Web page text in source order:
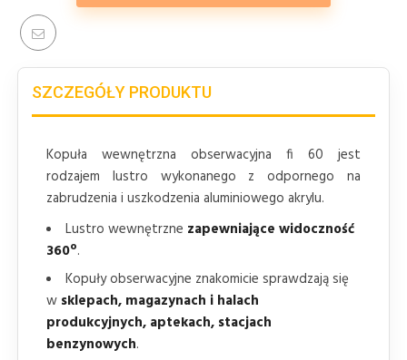
SZCZEGÓŁY PRODUKTU
Kopuła wewnętrzna obserwacyjna fi 60 jest
rodzajem lustro wykonanego z odpornego na
zabrudzenia i uszkodzenia aluminiowego akrylu.
Lustro wewnętrzne zapewniające widoczność
360º.
Kopuły obserwacyjne znakomicie sprawdzają się
w sklepach, magazynach i halach
produkcyjnych, aptekach, stacjach
benzynowych.